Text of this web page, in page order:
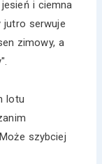
i ciemna
jutro serwuje
zimowy, a
lotu
szybciej